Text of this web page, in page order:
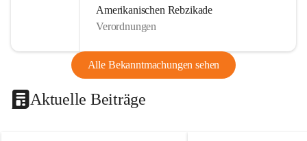
Amerikanischen Rebzikade
Verordnungen
Alle Bekanntmachungen sehen
Aktuelle Beiträge